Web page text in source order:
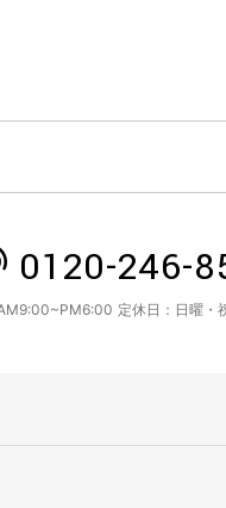
0120-246-
定休日： 日曜・